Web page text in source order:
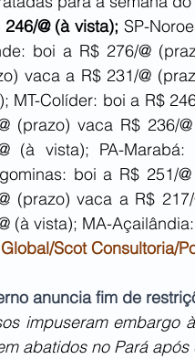
@ (à vista); SP-
boi a R$ 276/@
vaca a R$ 231/@
MT-Colíder: boi a R$
(prazo) vaca R$ 236/
(à vista); PA-
boi a R$ 251/
(prazo) vaca a R$
(à vista); MA-
Scot Consultoria/
anuncia fim de
impuseram embargo
abatidos no Pará